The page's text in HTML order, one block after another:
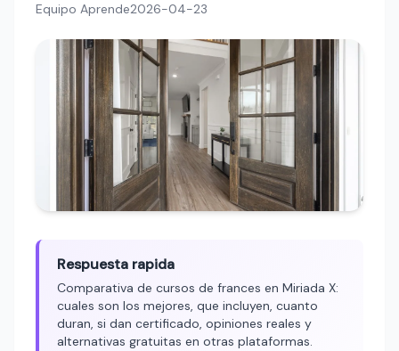
Equipo Aprende2026-04-23
Respuesta rapida
Comparativa de cursos de frances en Miriada X:
cuales son los mejores, que incluyen, cuanto
duran, si dan certificado, opiniones reales y
alternativas gratuitas en otras plataformas.